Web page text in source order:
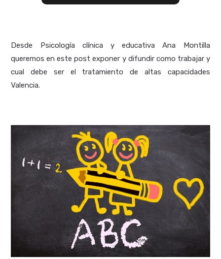
Desde Psicología clínica y educativa Ana Montilla
queremos en este post exponer y difundir como trabajar y
cual debe ser el tratamiento de altas capacidades
Valencia.